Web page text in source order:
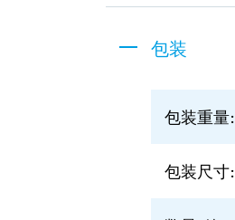
包装
包装重量:
包装尺寸: